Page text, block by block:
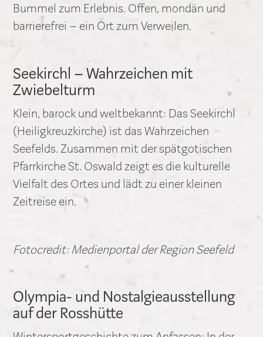
Bummel zum Erlebnis. Offen, mondän und
barrierefrei – ein Ort zum Verweilen.
Seekirchl – Wahrzeichen mit
Zwiebelturm
Klein, barock und weltbekannt: Das Seekirchl
(Heiligkreuzkirche) ist das Wahrzeichen
Seefelds. Zusammen mit der spätgotischen
Pfarrkirche St. Oswald zeigt es die kulturelle
Vielfalt des Ortes und lädt zu einer kleinen
Zeitreise ein.
Fotocredit: Medienportal der Region Seefeld
Olympia- und Nostalgieausstellung
auf der Rosshütte